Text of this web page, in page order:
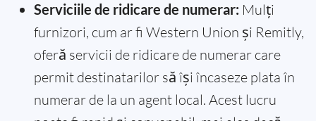
Serviciile de ridicare de numerar: Mulți
furnizori, cum ar fi Western Union și Remitly,
oferă servicii de ridicare de numerar care
permit destinatarilor să își încaseze plata în
numerar de la un agent local. Acest lucru